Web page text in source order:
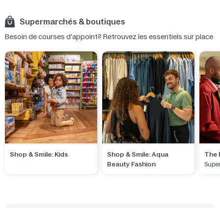
Supermarchés & boutiques
Besoin de courses d'appoint? Retrouvez les essentiels sur place
Shop & Smile: Kids
Shop & Smile: Aqua
Beauty Fashion
The